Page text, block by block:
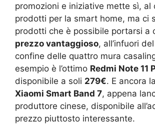
promozioni e iniziative mette sì, al
prodotti per la smart home, ma ci
prodotti che è possibile portarsi a
prezzo vantaggioso, all’infuori
confine delle quattro mura
esempio è l’ottimo Redmi Note 11
disponibile a soli 279€. E ancora
Xiaomi Smart Band 7, appena
produttore cinese, disponibile
prezzo piuttosto interessante.